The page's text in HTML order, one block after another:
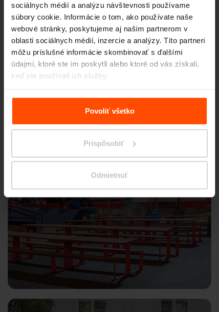
sociálnych médií a analýzu návštevnosti používame
súbory cookie. Informácie o tom, ako používate naše
webové stránky, poskytujeme aj našim partnerom v
oblasti sociálnych médií, inzercie a analýzy. Títo partneri
môžu príslušné informácie skombinovať s ďalšími
údajmi, ktoré ste im poskytli alebo ktoré od vás získali,
keď ste používali ich služby.
Viac informácií nájdete na stránkeZásady zpracování
Povoliť všetko
Prispôsobiť
Odmietnuť
Seattle – Popup park